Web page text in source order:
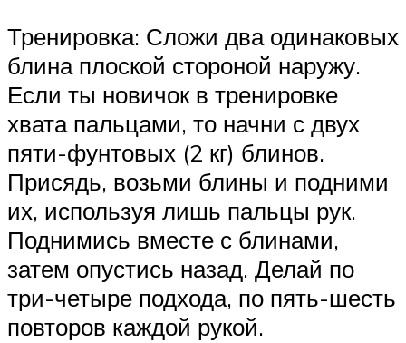
Тренировка: Сложи два одинаковых
блина плоской стороной наружу.
Если ты новичок в тренировке
хвата пальцами, то начни с двух
пяти-фунтовых (2 кг) блинов.
Присядь, возьми блины и подними
их, используя лишь пальцы рук.
Поднимись вместе с блинами,
затем опустись назад. Делай по
три-четыре подхода, по пять-шесть
повторов каждой рукой.